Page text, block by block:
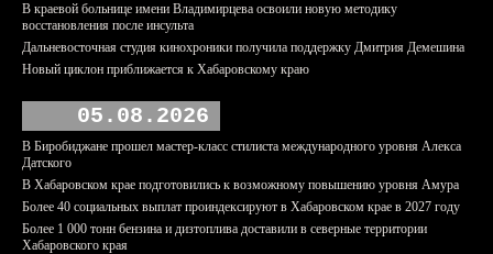
В краевой больнице имени Владимирцева освоили новую методику
восстановления после инсульта
Дальневосточная студия кинохроники получила поддержку Дмитрия Демешина
Новый циклон приближается к Хабаровскому краю
05.08.2026
В Биробиджане прошел мастер-класс стилиста международного уровня Алекса
Датского
В Хабаровском крае подготовились к возможному повышению уровня Амура
Более 40 социальных выплат проиндексируют в Хабаровском крае в 2027 году
Более 1 000 тонн бензина и дизтоплива доставили в северные территории
Хабаровского края